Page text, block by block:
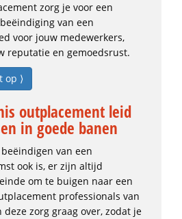
zorg je voor een
van een
voor jouw medewerkers,
reputatie en gemoedsrust.
op ⟩
outplacement leid
in goede banen
van een
ook is, er zijn altijd
om te buigen naar een
professionals van
zorg graag over, zodat je